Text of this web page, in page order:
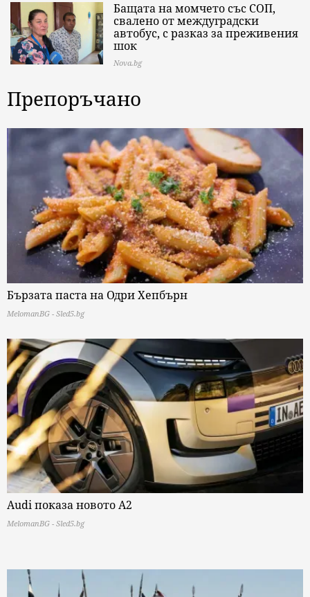
Бащата на момчето със СОП,
свалено от междуградски
автобус, с разказ за преживения
шок
Nova.bg
Препоръчано
Бързата паста на Одри Хепбърн
MelomanBG - Sled5.bg
Audi показа новото A2
MelomanBG - Sled5.bg